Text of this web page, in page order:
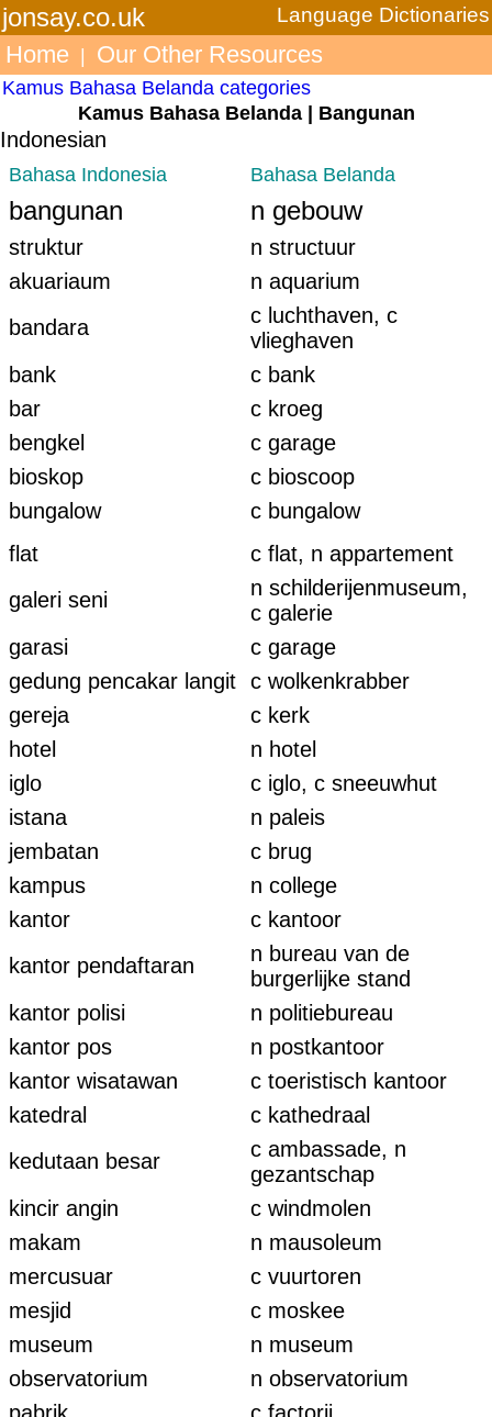
jonsay.co.uk Language Dictionaries
Home Our Other Resources
Kamus Bahasa Belanda categories
Kamus Bahasa Belanda | Bangunan
Indonesian
Bahasa Indonesia Bahasa Belanda
bangunan n gebouw
struktur
n structuur
akuariaum
n aquarium
bandara
c luchthaven, c
vlieghaven
bank
c bank
bar
c kroeg
bengkel
c garage
bioskop
c bioscoop
bungalow
c bungalow
flat
c flat, n appartement
galeri seni
n schilderijenmuseum,
c galerie
garasi
c garage
gedung pencakar langit c wolkenkrabber
gereja
c kerk
hotel
n hotel
iglo
c iglo, c sneeuwhut
istana
n paleis
jembatan
c brug
kampus
n college
kantor
c kantoor
kantor pendaftaran
n bureau van de
burgerlijke stand
kantor polisi
n politiebureau
kantor pos
n postkantoor
kantor wisatawan
c toeristisch kantoor
katedral
c kathedraal
kedutaan besar
c ambassade, n
gezantschap
kincir angin
c windmolen
makam
n mausoleum
mercusuar
c vuurtoren
mesjid
c moskee
museum
n museum
observatorium
n observatorium